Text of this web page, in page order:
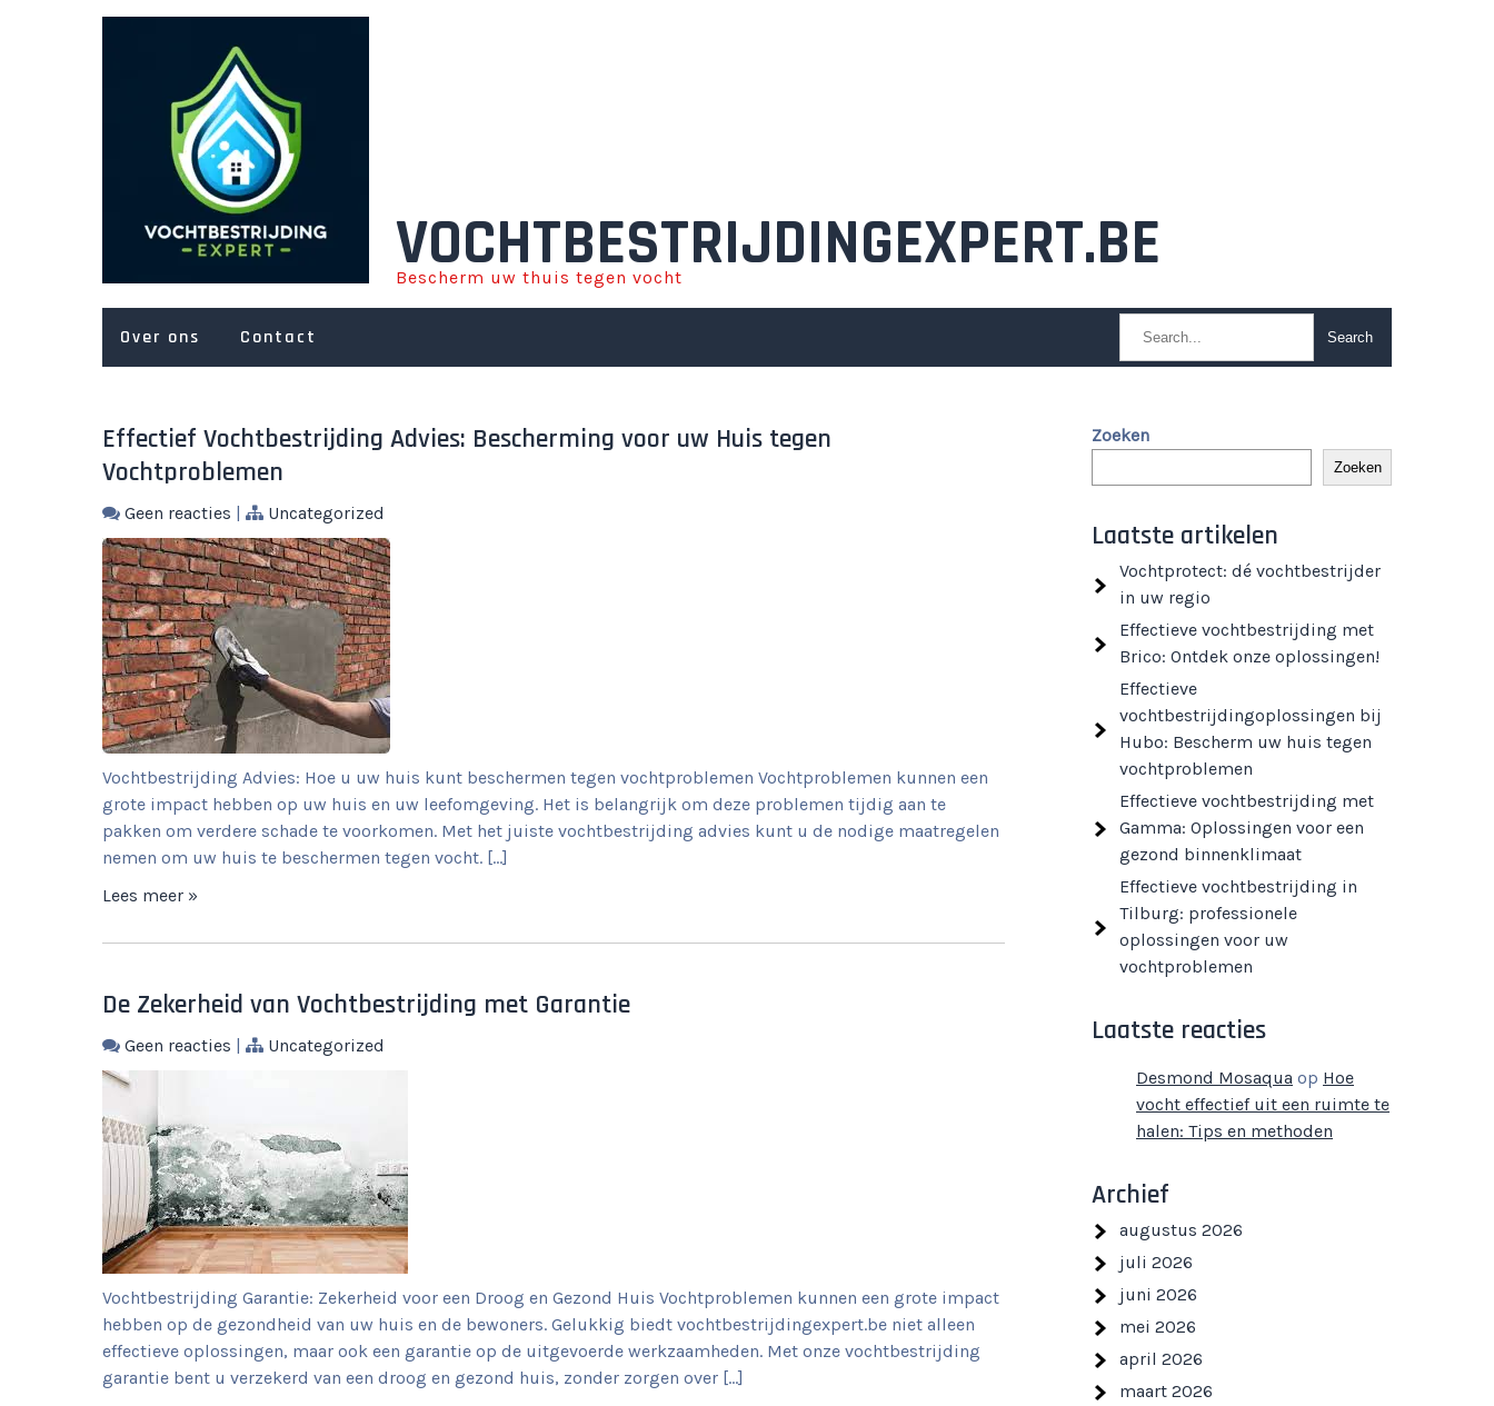
VOCHTBESTRIJDINGEXPERT.BE
Bescherm uw thuis tegen vocht
Over ons Contact
Effectief Vochtbestrijding Advies: Bescherming voor uw Huis tegen
Vochtproblemen
Geen reacties | Uncategorized
Vochtbestrijding Advies: Hoe u uw huis kunt beschermen tegen vochtproblemen Vochtproblemen kunnen een
grote impact hebben op uw huis en uw leefomgeving. Het is belangrijk om deze problemen tijdig aan te
pakken om verdere schade te voorkomen. Met het juiste vochtbestrijding advies kunt u de nodige maatregelen
nemen om uw huis te beschermen tegen vocht. […]
Lees meer »
De Zekerheid van Vochtbestrijding met Garantie
Geen reacties | Uncategorized
Vochtbestrijding Garantie: Zekerheid voor een Droog en Gezond Huis Vochtproblemen kunnen een grote impact
hebben op de gezondheid van uw huis en de bewoners. Gelukkig biedt vochtbestrijdingexpert.be niet alleen
effectieve oplossingen, maar ook een garantie op de uitgevoerde werkzaamheden. Met onze vochtbestrijding
garantie bent u verzekerd van een droog en gezond huis, zonder zorgen over […]
Zoeken
Zoeken
Laatste artikelen
Vochtprotect: dé vochtbestrijder
in uw regio
Effectieve vochtbestrijding met
Brico: Ontdek onze oplossingen!
Effectieve
vochtbestrijdingoplossingen bij
Hubo: Bescherm uw huis tegen
vochtproblemen
Effectieve vochtbestrijding met
Gamma: Oplossingen voor een
gezond binnenklimaat
Effectieve vochtbestrijding in
Tilburg: professionele
oplossingen voor uw
vochtproblemen
Laatste reacties
Desmond Mosaqua op Hoe
vocht effectief uit een ruimte te
halen: Tips en methoden
Archief
augustus 2026
juli 2026
juni 2026
mei 2026
april 2026
maart 2026